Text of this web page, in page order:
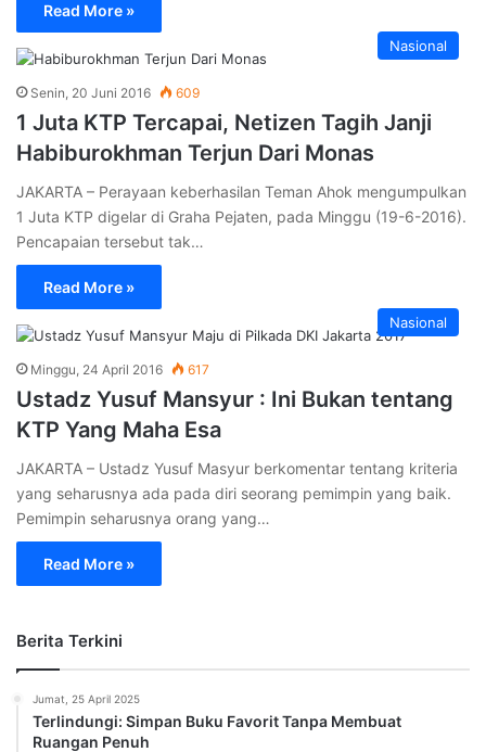
Read More »
Nasional
Senin, 20 Juni 2016 609
1 Juta KTP Tercapai, Netizen Tagih Janji
Habiburokhman Terjun Dari Monas
JAKARTA – Perayaan keberhasilan Teman Ahok mengumpulkan
1 Juta KTP digelar di Graha Pejaten, pada Minggu (19-6-2016).
Pencapaian tersebut tak…
Read More »
Nasional
Minggu, 24 April 2016 617
Ustadz Yusuf Mansyur : Ini Bukan tentang
KTP Yang Maha Esa
JAKARTA – Ustadz Yusuf Masyur berkomentar tentang kriteria
yang seharusnya ada pada diri seorang pemimpin yang baik.
Pemimpin seharusnya orang yang…
Read More »
Berita Terkini
Jumat, 25 April 2025
Terlindungi: Simpan Buku Favorit Tanpa Membuat
Ruangan Penuh